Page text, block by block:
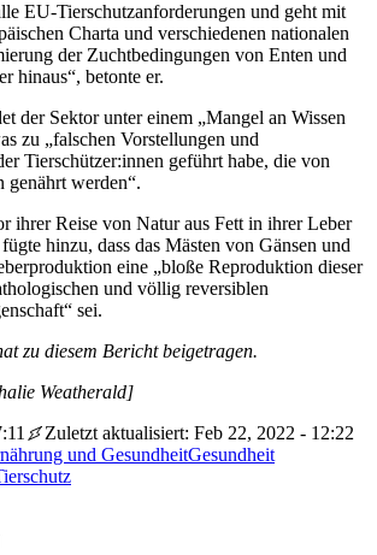
EU-Tierschutzanforderungen und geht mit
Charta und verschiedenen nationalen
der Zuchtbedingungen von Enten und
hinaus“, betonte er.
der Sektor unter einem „Mangel an Wissen
zu „falschen Vorstellungen und
Tierschützer:innen geführt habe, die von
genährt werden“.
ihrer Reise von Natur aus Fett in ihrer Leber
hinzu, dass das Mästen von Gänsen und
eine „bloße Reproduktion dieser
und völlig reversiblen
sei.
zu diesem Bericht beigetragen.
Weatherald]
Zuletzt aktualisiert: Feb 22, 2022 - 12:22
und GesundheitGesundheit